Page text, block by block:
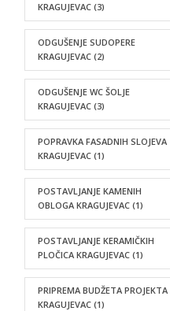
KRAGUJEVAC (3)
ODGUŠENJE SUDOPERE
KRAGUJEVAC (2)
ODGUŠENJE WC ŠOLJE
KRAGUJEVAC (3)
POPRAVKA FASADNIH SLOJEVA
KRAGUJEVAC (1)
POSTAVLJANJE KAMENIH
OBLOGA KRAGUJEVAC (1)
POSTAVLJANJE KERAMIČKIH
PLOČICA KRAGUJEVAC (1)
PRIPREMA BUDŽETA PROJEKTA
KRAGUJEVAC (1)